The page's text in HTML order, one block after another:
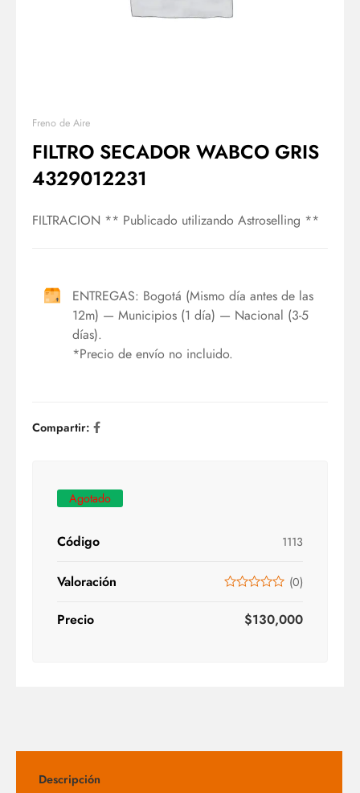
Freno de Aire
FILTRO SECADOR WABCO GRIS
4329012231
FILTRACION ** Publicado utilizando Astroselling **
ENTREGAS: Bogotá (Mismo día antes de las
12m) — Municipios (1 día) — Nacional (3-5
días).
*Precio de envío no incluido.
Compartir:
Agotado
Código 1113
Valoración (0)
Precio $130,000
Descripción